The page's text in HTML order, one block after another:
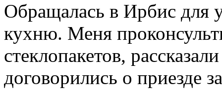
Обращалась в Ирбис для
кухню. Меня
стеклопакетов,
договорились о приезде